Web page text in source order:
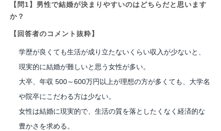
【問1】男性で結婚が決まりやすいのはどちらだと思います
か？
【回答者のコメント抜粋】
学歴が良くても生活が成り立たないくらい収入が少ないと、
現実的に結婚が難しいと思う女性が多い。
大卒、年収 500～600万円以上が理想の方が多くても、大学名
や院卒にこだわる方は少ない。
女性は結婚に現実的で、生活の質を落としたくなく経済的な
豊かさを求める。